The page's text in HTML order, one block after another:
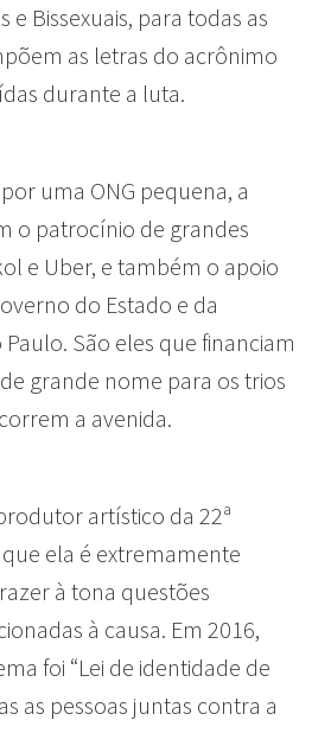
e Bissexuais, para todas as
as letras do acrônimo
durante a luta.
uma ONG pequena, a
o patrocínio de grandes
e Uber, e também o apoio
do Estado e da
São eles que financiam
grande nome para os trios
a avenida.
artístico da 22ª
ela é extremamente
à tona questões
à causa. Em 2016,
foi “Lei de identidade de
as pessoas juntas contra a